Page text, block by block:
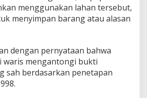
menggunakan lahan tersebut,
menyimpan barang atau alasan
dengan pernyataan bahwa
waris mengantongi bukti
sah berdasarkan penetapan